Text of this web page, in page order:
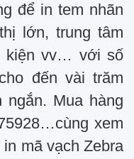
để in tem nhãn
lớn, trung tâm
kiện vv… với số
đến vài trăm
ngắn. Mua hàng
xem
mã vạch Zebra